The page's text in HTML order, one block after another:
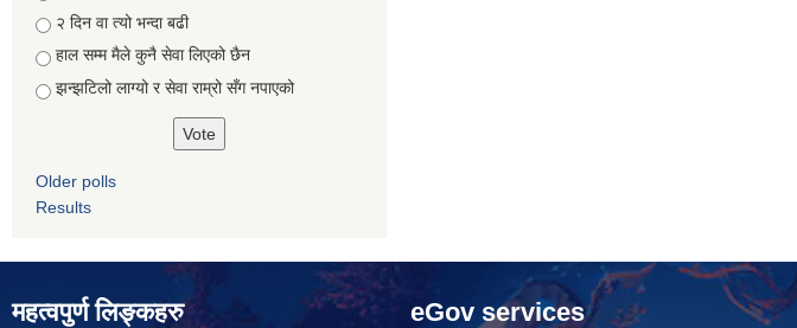
२ दिन वा त्यो भन्दा बढी
हाल सम्म मैले कुनै सेवा लिएको छैन
झन्झटिलो लाग्यो र सेवा राम्रो सँग नपाएको
Older polls
Results
महत्वपुर्ण लिङ्कहरु eGov services